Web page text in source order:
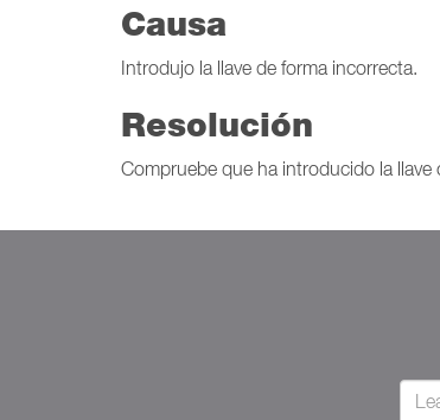
Causa
Introdujo la llave de forma incorrecta.
Resolución
Compruebe que ha introducido la llave